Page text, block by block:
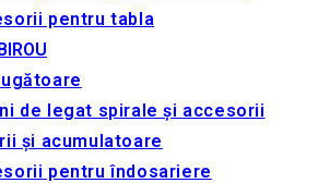
pentru tabla
de legat spirale și accesorii
și acumulatoare
pentru îndosariere